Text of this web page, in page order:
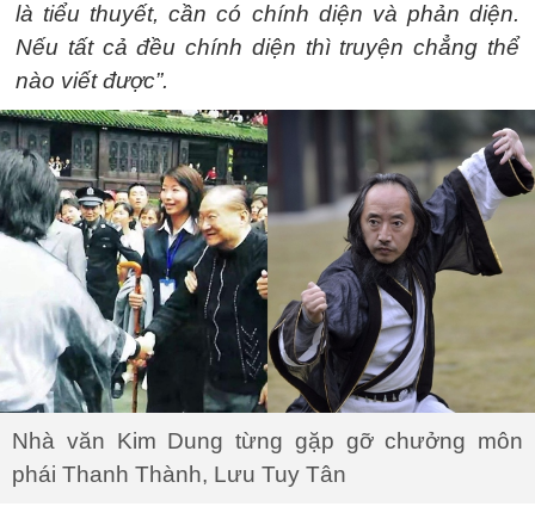
là tiểu thuyết, cần có chính diện và phản diện.
Nếu tất cả đều chính diện thì truyện chẳng thể
nào viết được”.
Nhà văn Kim Dung từng gặp gỡ chưởng môn
phái Thanh Thành, Lưu Tuy Tân